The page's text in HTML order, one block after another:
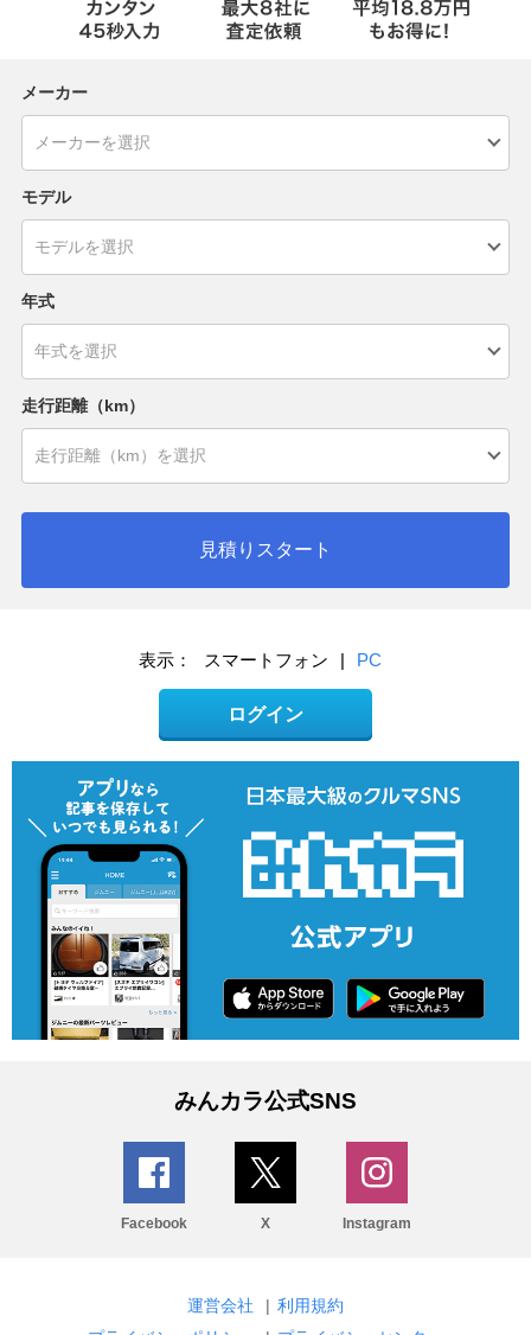
メーカー
モデル
年式
走行距離（km）
見積りスタート
表示： スマートフォン | PC
ログイン
みんカラ公式SNS
Facebook X Instagram
運営会社 | 利用規約